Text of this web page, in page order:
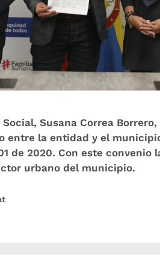
Susana Correa
la entidad y el
de 2020. Con este convenio
urbano del municipio.